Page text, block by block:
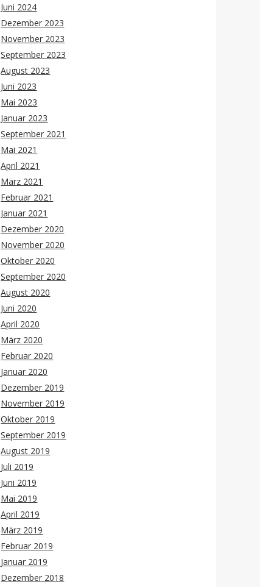
Juni 2024
Dezember 2023
November 2023
September 2023
August 2023
Juni 2023
Mai 2023
Januar 2023
September 2021
Mai 2021
April 2021
März 2021
Februar 2021
Januar 2021
Dezember 2020
November 2020
Oktober 2020
September 2020
August 2020
Juni 2020
April 2020
März 2020
Februar 2020
Januar 2020
Dezember 2019
November 2019
Oktober 2019
September 2019
August 2019
Juli 2019
Juni 2019
Mai 2019
April 2019
März 2019
Februar 2019
Januar 2019
Dezember 2018